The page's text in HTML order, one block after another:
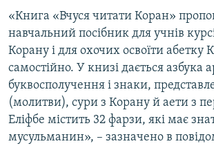
ВІДЕОУРОКИ «ELIFBE»
УКРАЇНСЬКА ПРОБЛЕМА КРИМУ
ІНФОГРАФІКА
Русский
Qırımtatar
ДОЛУЧАЙСЯ!
«Книга «Вчуся читати Коран»
навчальний посібник для учнів
Корану і для охочих освоїти абетку
самостійно. У книзі дається азбука
буквосполучення і знаки,
(молитви), сури з Корану й аети з
Еліфбе містить 32 фарзи, які має
мусульманин», – зазначено в